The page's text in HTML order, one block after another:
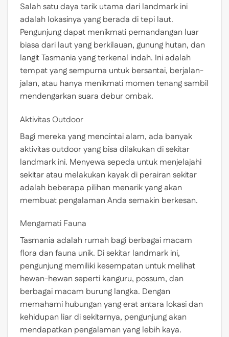
Salah satu daya tarik utama dari landmark ini
adalah lokasinya yang berada di tepi laut.
Pengunjung dapat menikmati pemandangan luar
biasa dari laut yang berkilauan, gunung hutan, dan
langit Tasmania yang terkenal indah. Ini adalah
tempat yang sempurna untuk bersantai, berjalan-
jalan, atau hanya menikmati momen tenang sambil
mendengarkan suara debur ombak.
Aktivitas Outdoor
Bagi mereka yang mencintai alam, ada banyak
aktivitas outdoor yang bisa dilakukan di sekitar
landmark ini. Menyewa sepeda untuk menjelajahi
sekitar atau melakukan kayak di perairan sekitar
adalah beberapa pilihan menarik yang akan
membuat pengalaman Anda semakin berkesan.
Mengamati Fauna
Tasmania adalah rumah bagi berbagai macam
flora dan fauna unik. Di sekitar landmark ini,
pengunjung memiliki kesempatan untuk melihat
hewan-hewan seperti kanguru, possum, dan
berbagai macam burung langka. Dengan
memahami hubungan yang erat antara lokasi dan
kehidupan liar di sekitarnya, pengunjung akan
mendapatkan pengalaman yang lebih kaya.